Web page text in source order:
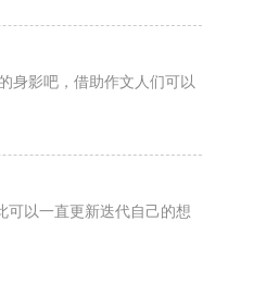
身影吧，借助作文人们可以
可以一直更新迭代自己的想